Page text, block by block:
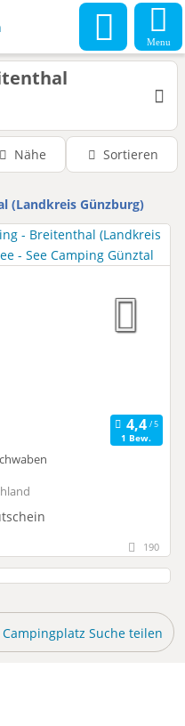
Menu
Nähe Sortieren
(Landkreis Günzburg)
1 Bew.
190
Campingplatz Suche teilen